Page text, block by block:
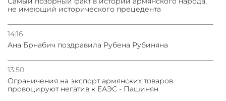
не имеющий исторического прецедента
14:16
Ана Брнабич поздравила Рубена Рубиняна
13:50
Oграничения на экспорт армянских товаров
провоцируют негатив к ЕАЭС - Пашинян